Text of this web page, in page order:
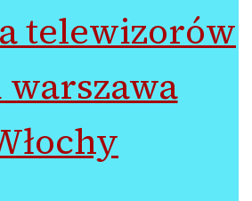
telewizorów
warszawa